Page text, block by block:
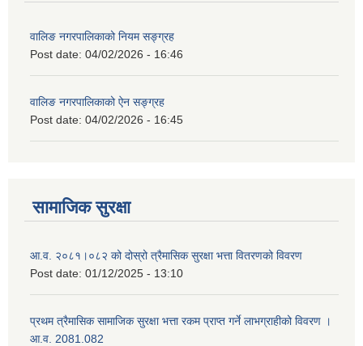
वालिङ नगरपालिकाको नियम सङ्ग्रह
Post date: 04/02/2026 - 16:46
वालिङ नगरपालिकाको ऐन सङ्ग्रह
Post date: 04/02/2026 - 16:45
सामाजिक सुरक्षा
आ.व. २०८१।०८२ को दोस्रो त्रैमासिक सुरक्षा भत्ता वितरणको विवरण
Post date: 01/12/2025 - 13:10
प्रथम त्रैमासिक सामाजिक सुरक्षा भत्ता रकम प्राप्त गर्ने लाभग्राहीको विवरण ।
आ.व. 2081.082